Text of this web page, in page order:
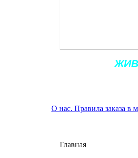
ЖИВ
О нас. Правила заказа в
Главная